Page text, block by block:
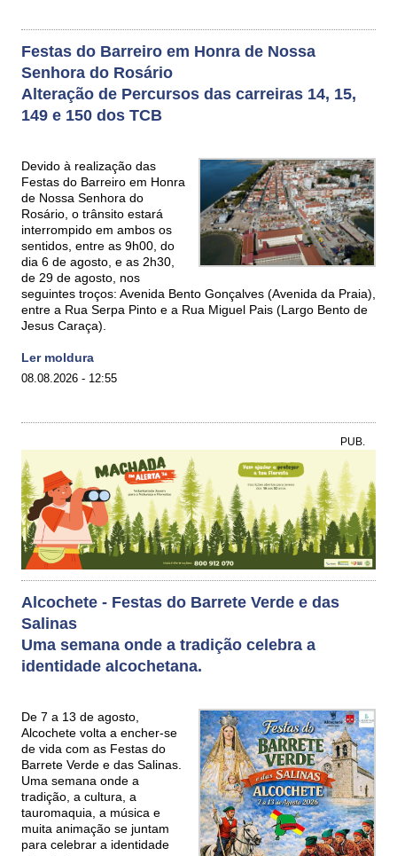
Festas do Barreiro em Honra de Nossa
Senhora do Rosário
Alteração de Percursos das carreiras 14, 15,
149 e 150 dos TCB
Devido à realização das
Festas do Barreiro em Honra
de Nossa Senhora do
Rosário, o trânsito estará
interrompido em ambos os
sentidos, entre as 9h00, do
dia 6 de agosto, e as 2h30,
de 29 de agosto, nos
seguintes troços: Avenida Bento Gonçalves (Avenida da Praia),
entre a Rua Serpa Pinto e a Rua Miguel Pais (Largo Bento de
Jesus Caraça).
Ler moldura
08.08.2026 - 12:55
PUB.
Alcochete - Festas do Barrete Verde e das
Salinas
Uma semana onde a tradição celebra a
identidade alcochetana.
De 7 a 13 de agosto,
Alcochete volta a encher-se
de vida com as Festas do
Barrete Verde e das Salinas.
Uma semana onde a
tradição, a cultura, a
tauromaquia, a música e
muita animação se juntam
para celebrar a identidade